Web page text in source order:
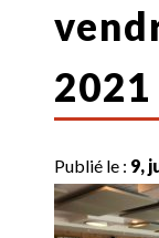
2021
Publié le : 9,